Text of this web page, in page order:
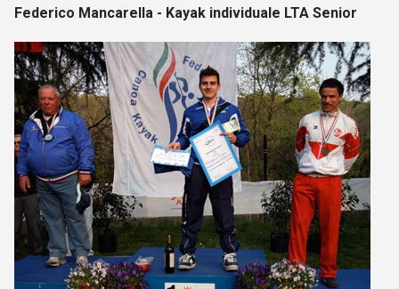
Federico Mancarella - Kayak individuale LTA Senior